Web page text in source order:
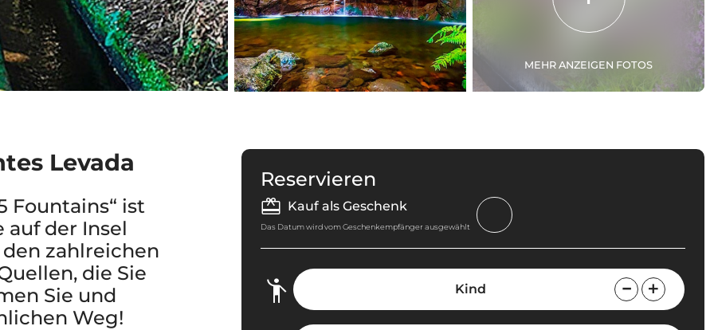
MEHR ANZEIGEN FOTOS
Levada
Fountains“ ist
der Insel
zahlreichen
die Sie
Sie und
Weg!
Reservieren
Kauf als Geschenk
Das Datum wird vom Geschenkempfänger ausgewählt
Kind